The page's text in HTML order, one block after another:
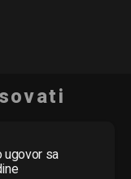
ugovor sa